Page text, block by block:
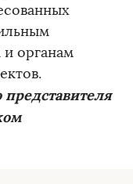
органам